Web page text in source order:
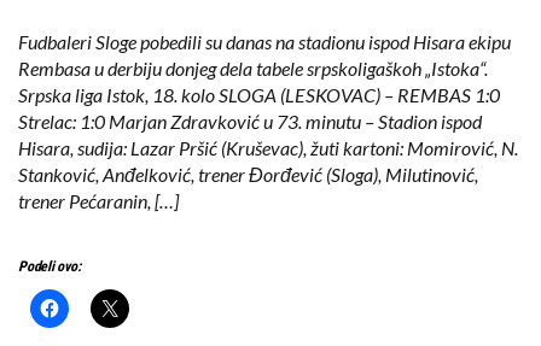
Fudbaleri Sloge pobedili su danas na stadionu ispod Hisara ekipu
Rembasa u derbiju donjeg dela tabele srpskoligaškoh „Istoka“.
Srpska liga Istok, 18. kolo SLOGA (LESKOVAC) – REMBAS 1:0
Strelac: 1:0 Marjan Zdravković u 73. minutu – Stadion ispod
Hisara, sudija: Lazar Pršić (Kruševac), žuti kartoni: Momirović, N.
Stanković, Anđelković, trener Đorđević (Sloga), Milutinović,
trener Pećaranin, […]
Podeli ovo: